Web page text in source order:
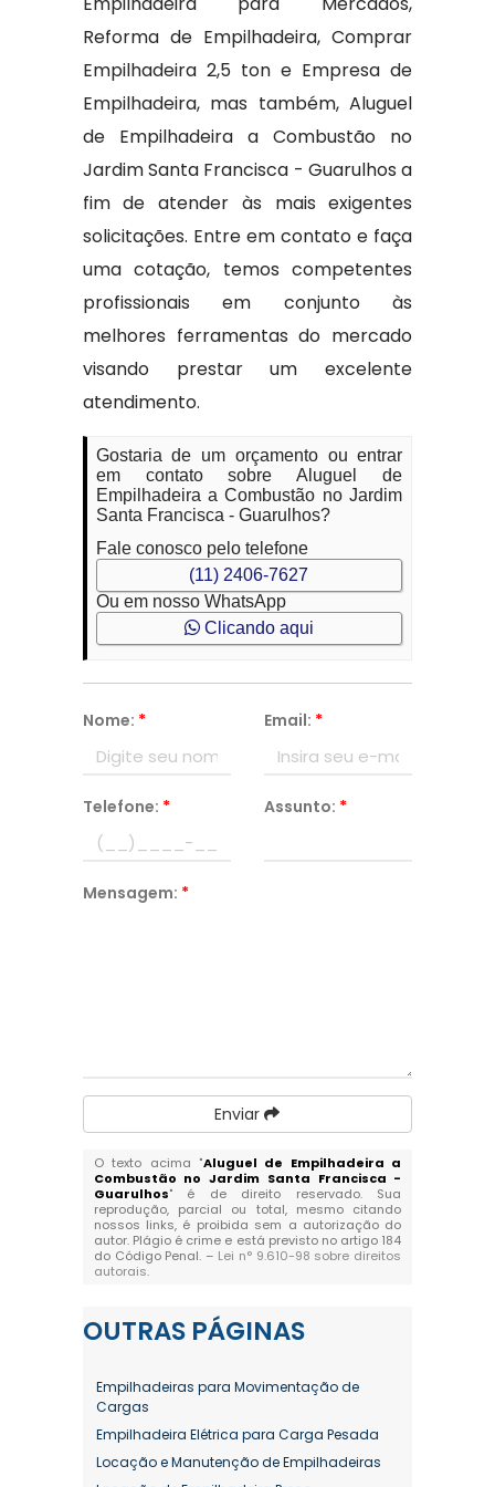
Reforma de Empilhadeira, Comprar
Empilhadeira 2,5 ton e Empresa de
Empilhadeira, mas também, Aluguel
de Empilhadeira a Combustão no
Jardim Santa Francisca - Guarulhos a
fim de atender às mais exigentes
solicitações. Entre em contato e faça
uma cotação, temos competentes
profissionais em conjunto às
melhores ferramentas do mercado
visando prestar um excelente
atendimento.
Gostaria de um orçamento ou entrar
em contato sobre Aluguel de
Empilhadeira a Combustão no Jardim
Santa Francisca - Guarulhos?
Fale conosco pelo telefone
(11) 2406-7627
Ou em nosso WhatsApp
Clicando aqui
Nome: * Email: *
Telefone: * Assunto: *
Mensagem: *
Enviar
O texto acima "Aluguel de Empilhadeira a
Combustão no Jardim Santa Francisca -
Guarulhos" é de direito reservado. Sua
reprodução, parcial ou total, mesmo citando
nossos links, é proibida sem a autorização do
autor. Plágio é crime e está previsto no artigo 184
do Código Penal. – Lei n° 9.610-98 sobre direitos
autorais.
OUTRAS PÁGINAS
Empilhadeiras para Movimentação de
Cargas
Empilhadeira Elétrica para Carga Pesada
Locação e Manutenção de Empilhadeiras